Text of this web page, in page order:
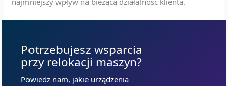
Potrzebujesz wsparcia
przy relokacji maszyn?
Powiedz nam, jakie urządzenia